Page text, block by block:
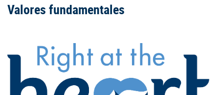
Valores fundamentales